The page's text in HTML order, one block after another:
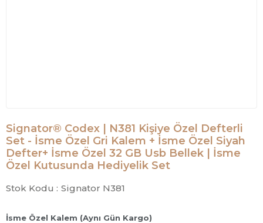
Signator® Codex | N381 Kişiye Özel Defterli
Set - İsme Özel Gri Kalem + İsme Özel Siyah
Defter+ İsme Özel 32 GB Usb Bellek | İsme
Özel Kutusunda Hediyelik Set
Stok Kodu : Signator N381
İsme Özel Kalem (Aynı Gün Kargo)